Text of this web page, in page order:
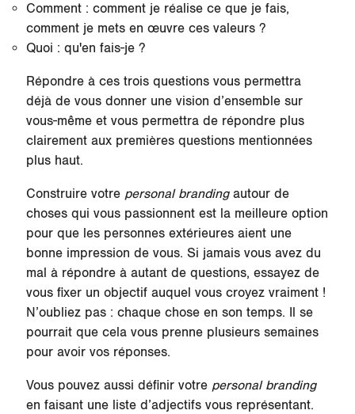
Comment : comment je réalise ce que je fais,
comment je mets en œuvre ces valeurs ?
Quoi : qu'en fais-je ?
Répondre à ces trois questions vous permettra
déjà de vous donner une vision d’ensemble sur
vous-même et vous permettra de répondre plus
clairement aux premières questions mentionnées
plus haut.
Construire votre personal brandingautour de
choses qui vous passionnent est la meilleure option
pour que les personnes extérieures aient une
bonne impression de vous. Si jamais vous avez du
mal à répondre à autant de questions, essayez de
vous fixer un objectif auquel vous croyez vraiment !
N’oubliez pas : chaque chose en son temps. Il se
pourrait que cela vous prenne plusieurs semaines
pour avoir vos réponses.
Vous pouvez aussi définir votre personal branding
en faisant une liste d’adjectifs vous représentant.